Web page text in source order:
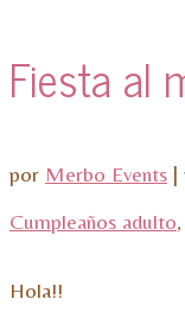
Fiesta al
por Merbo Events |
Cumpleaños adulto,
Hola!!